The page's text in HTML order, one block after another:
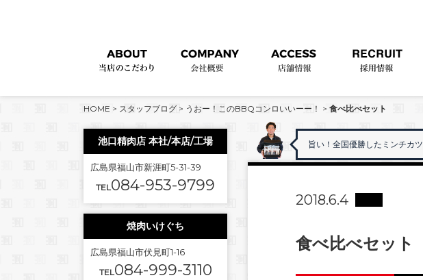
HOME > スタッフブログ > うおー！このBBQコンロいいーー！ > 食べ比べセット
旨い！全国優勝したミンチカツ
2018.6.4
食べ比べセット
池口精肉店 本社/本店/工場
広島県福山市新涯町5-31-39
TEL084-953-9799
焼肉いけぐち
広島県福山市伏見町1-16
TEL084-999-3110